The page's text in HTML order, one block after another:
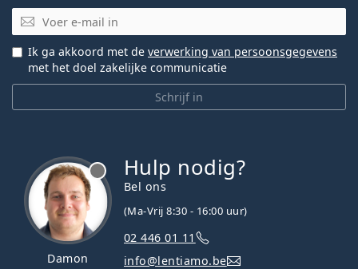
E-mail
Schrijf in
Ik ga akkoord met de verwerking van persoonsgegevens
met het doel zakelijke communicatie
Damon
Hulp nodig?
Bel ons
(Ma-Vrij 8:30 - 16:00 uur)
02 446 01 11
info@lentiamo.be